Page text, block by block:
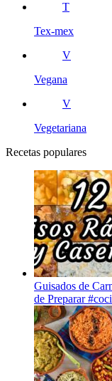
T
Tex-mex
V
Vegana
V
Vegetariana
Recetas populares
Guisados de
de Preparar